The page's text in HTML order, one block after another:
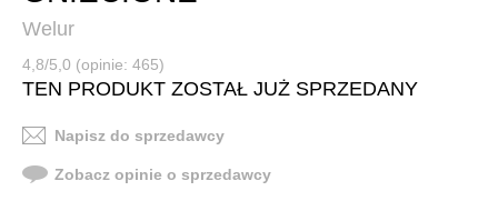
Welur
4,8/5,0 (opinie: 465)
TEN PRODUKT ZOSTAŁ JUŻ SPRZEDANY
Napisz do sprzedawcy
Zobacz opinie o sprzedawcy